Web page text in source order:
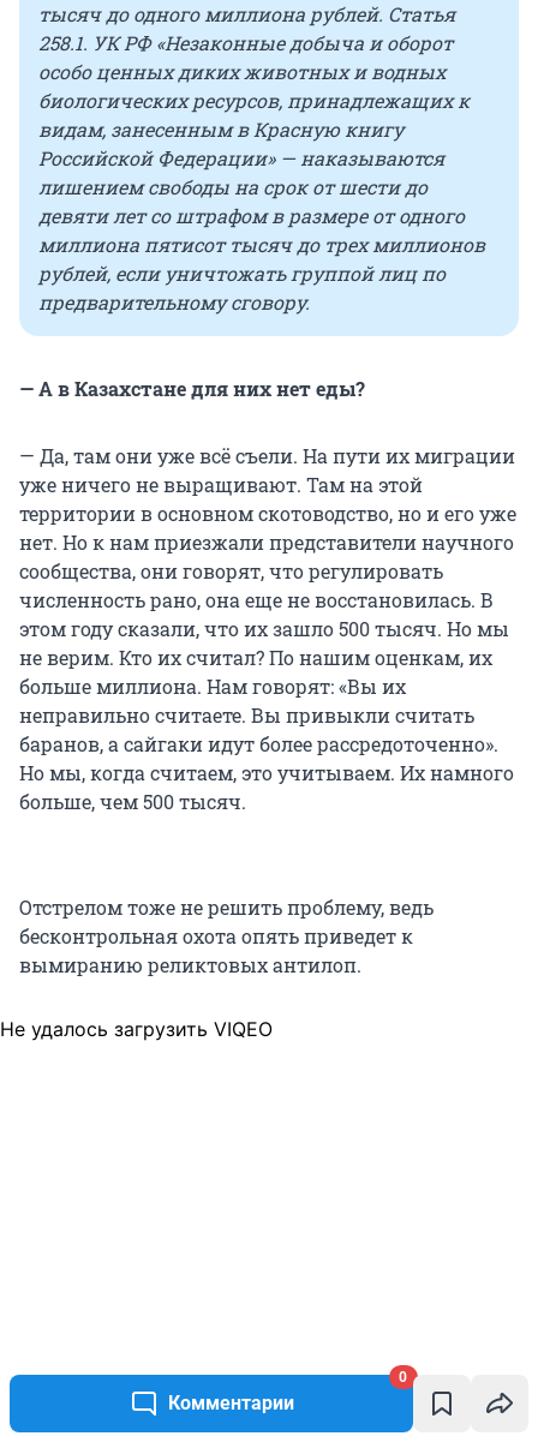
Комментарии
0
тысяч до одного миллиона рублей. Статья
258.1. УК РФ «Незаконные добыча и оборот
особо ценных диких животных и водных
биологических ресурсов, принадлежащих к
видам, занесенным в Красную книгу
Российской Федерации» — наказываются
лишением свободы на срок от шести до
девяти лет со штрафом в размере от одного
миллиона пятисот тысяч до трех миллионов
рублей, если уничтожать группой лиц по
предварительному сговору.
— А в Казахстане для них нет еды?
— Да, там они уже всё съели. На пути их миграции
уже ничего не выращивают. Там на этой
территории в основном скотоводство, но и его уже
нет. Но к нам приезжали представители научного
сообщества, они говорят, что регулировать
численность рано, она еще не восстановилась. В
этом году сказали, что их зашло 500 тысяч. Но мы
не верим. Кто их считал? По нашим оценкам, их
больше миллиона. Нам говорят: «Вы их
неправильно считаете. Вы привыкли считать
баранов, а сайгаки идут более рассредоточенно».
Но мы, когда считаем, это учитываем. Их намного
больше, чем 500 тысяч.
Отстрелом тоже не решить проблему, ведь
бесконтрольная охота опять приведет к
вымиранию реликтовых антилоп.
Не удалось загрузить VIQEO
— Государство должно вмешаться в
регулирование численности. Организовать отлов
на забойные мясокомбинаты. Это дешевое,